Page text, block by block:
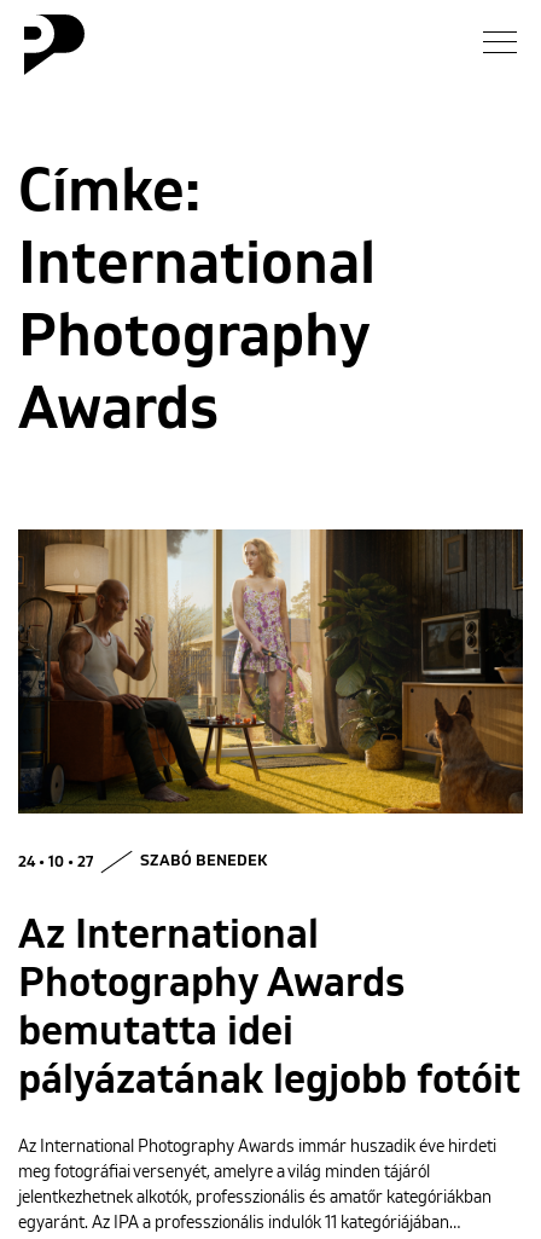
Interjú
ENGLISH
Címke:
International
Photography
Awards
24 • 10 • 27 SZABÓ BENEDEK
Az International
Photography Awards
bemutatta idei
pályázatának legjobb fotóit
Az International Photography Awards immár huszadik éve hirdeti
meg fotográfiai versenyét, amelyre a világ minden tájáról
jelentkezhetnek alkotók, professzionális és amatőr kategóriákban
egyaránt. Az IPA a professzionális indulók 11 kategóriájában…